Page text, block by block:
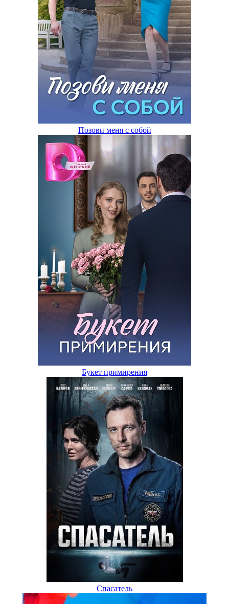
Позови меня с собой
Букет примирения
Спасатель